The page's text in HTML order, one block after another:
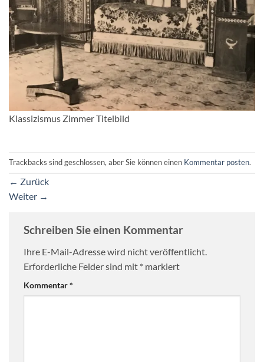
Klassizismus Zimmer Titelbild
Trackbacks sind geschlossen, aber Sie können einen Kommentar posten.
← Zurück
Weiter →
Schreiben Sie einen Kommentar
Ihre E-Mail-Adresse wird nicht veröffentlicht.
Erforderliche Felder sind mit * markiert
Kommentar*